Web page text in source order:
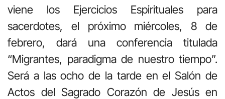
viene los Ejercicios Espirituales para
sacerdotes, el próximo miércoles, 8 de
febrero, dará una conferencia titulada
“Migrantes, paradigma de nuestro tiempo”.
Será a las ocho de la tarde en el Salón de
Actos del Sagrado Corazón de Jesús en